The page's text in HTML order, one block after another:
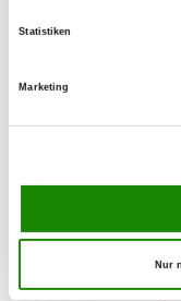
Statistiken
Marketing
Nur
OG -
98617 Meiningen
OG -
e.V.
98544 Zella-